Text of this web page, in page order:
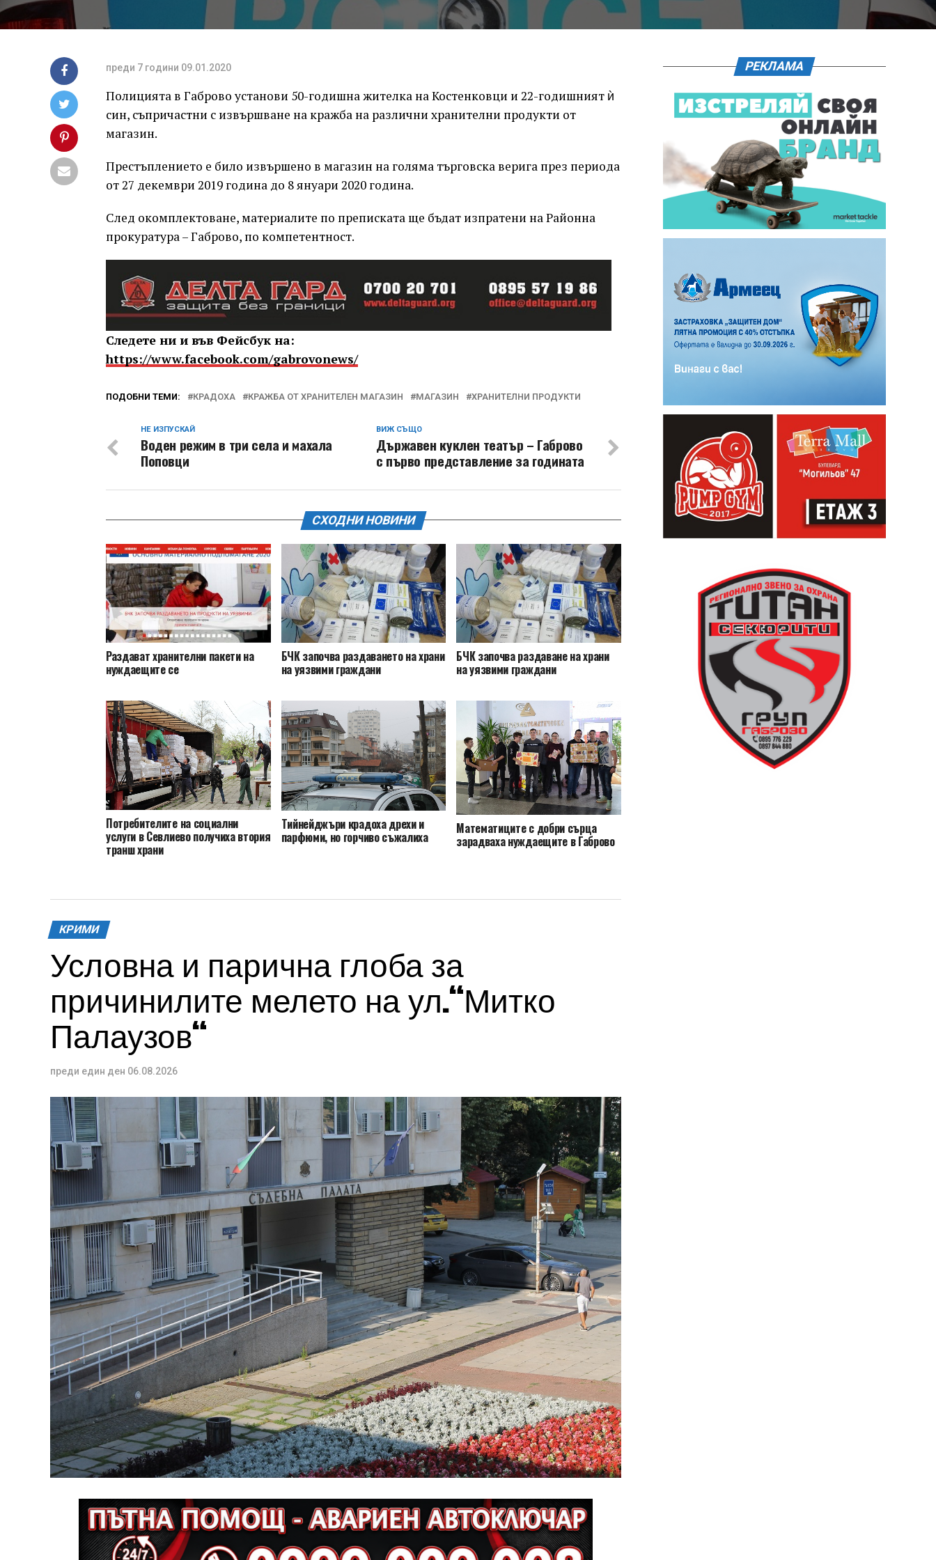
преди 7 години 09.01.2020
Полицията в Габрово установи 50-годишна жителка на Костенковци и 22-годишният ѝ
син, съпричастни с извършване на кражба на различни хранителни продукти от
магазин.
Престъплението е било извършено в магазин на голяма търговска верига през периода
от 27 декември 2019 година до 8 януари 2020 година.
След окомплектоване, материалите по преписката ще бъдат изпратени на Районна
прокуратура – Габрово, по компетентност.
Следете ни и във Фейсбук на:
https://www.facebook.com/gabrovonews/
ПОДОБНИ ТЕМИ: КРАДОХА КРАЖБА ОТ ХРАНИТЕЛЕН МАГАЗИН МАГАЗИН ХРАНИТЕЛНИ ПРОДУКТИ
ВИЖ СЪЩО
Държавен куклен театър – Габрово
с първо представление за годината
НЕ ИЗПУСКАЙ
Воден режим в три села и махала
Поповци
СХОДНИ НОВИНИ
Раздават хранителни пакети на
нуждаещите се
БЧК започва раздаването на храни
на уязвими граждани
БЧК започва раздаване на храни
на уязвими граждани
Потребителите на социални
услуги в Севлиево получиха втория
транш храни
Тийнейджъри крадоха дрехи и
парфюми, но горчиво съжалиха
Математиците с добри сърца
зарадваха нуждаещите в Габрово
КРИМИ
Условна и парична глоба за
причинилите мелето на ул.“Митко
Палаузов“
преди един ден 06.08.2026
РЕКЛАМА